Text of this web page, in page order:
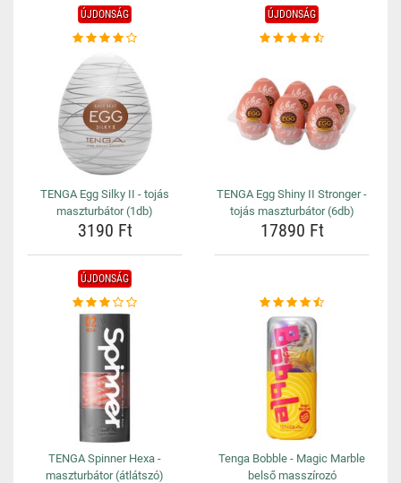
ÚJDONSÁG
TENGA Egg Silky II - tojás
maszturbátor (1db)
3190 Ft
ÚJDONSÁG
TENGA Egg Shiny II Stronger -
tojás maszturbátor (6db)
17890 Ft
ÚJDONSÁG
TENGA Spinner Hexa -
maszturbátor (átlátszó)
Tenga Bobble - Magic Marble
belső masszírozó